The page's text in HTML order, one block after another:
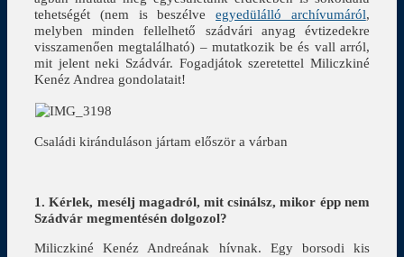
tehetségét (nem is beszélveegyedülálló archívumáról,
melyben minden fellelhető szádvári anyag évtizedekre
visszamenően megtalálható) – mutatkozik be és vall arról,
mit jelent neki Szádvár. Fogadjátok szeretettel Miliczkiné
Kenéz Andrea gondolatait!
Családi kiránduláson jártam először a várban
1. Kérlek, mesélj magadról, mit csinálsz, mikor épp nem
Szádvár megmentésén dolgozol?
Miliczkiné Kenéz Andreának hívnak. Egy borsodi kis